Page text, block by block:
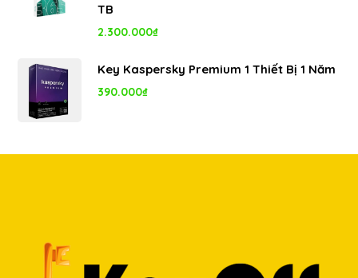
TB
2.300.000₫
Key Kaspersky Premium 1 Thiết Bị 1 Năm
390.000₫